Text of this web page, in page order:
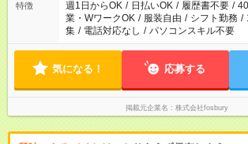
特徴 週1日からOK / 日払いOK / 履歴書不要 /
業・WワークOK / 服装自由 / シフト勤務 /
集 / 電話対応なし / パソコンスキル不要
気になる！ 応募する
掲載元企業名 株式会社fosbury